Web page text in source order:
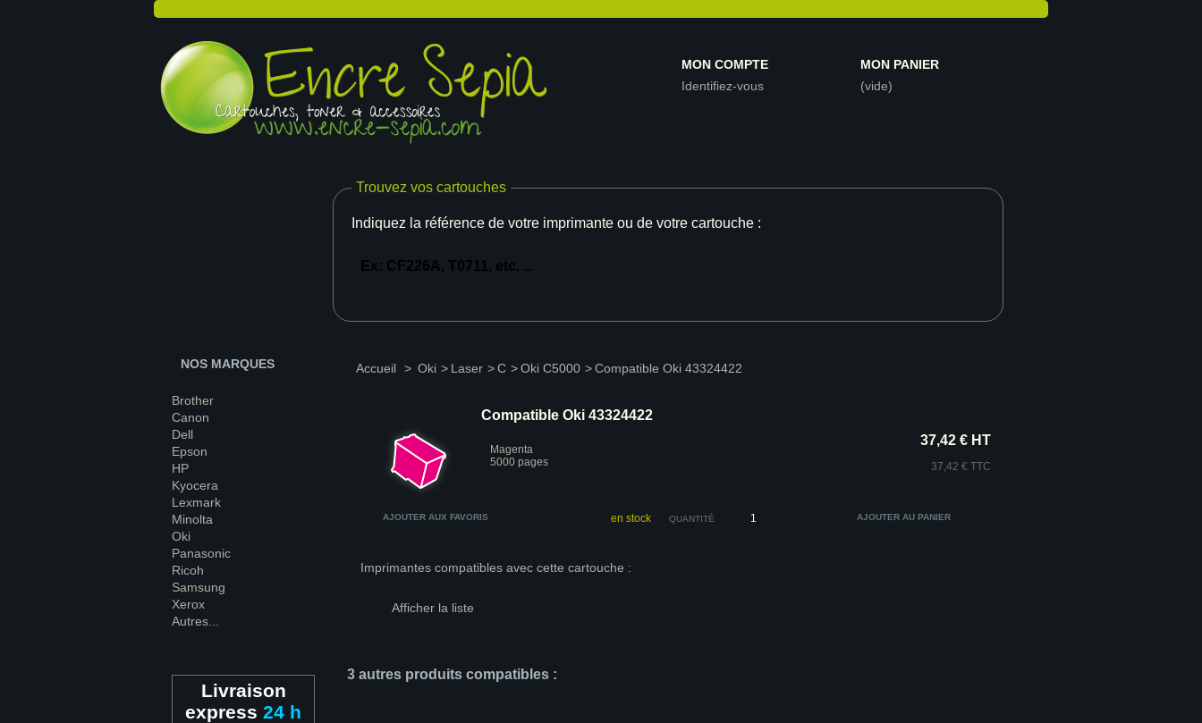
MON COMPTE
Identifiez-vous
MON PANIER
(vide)
Trouvez vos cartouches
Indiquez la référence de votre imprimante ou de votre cartouche :
NOS MARQUES
Brother
Canon
Dell
Epson
HP
Kyocera
Lexmark
Minolta
Oki
Panasonic
Ricoh
Samsung
Xerox
Autres...
Livraison
express 24 h
Accueil > Oki > Laser >C >Oki C5000 >Compatible Oki 43324422
Compatible Oki 43324422
Magenta
5000 pages
37,42 € HT
37,42 € TTC
AJOUTER AUX FAVORIS en stock QUANTITÉ
Imprimantes compatibles avec cette cartouche :
Afficher la liste
3 autres produits compatibles :